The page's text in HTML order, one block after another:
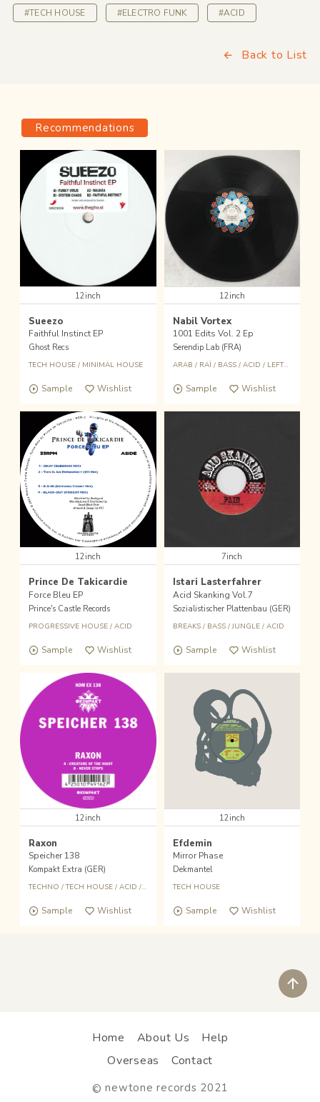
#TECH HOUSE #ELECTRO FUNK #ACID
Back to List
Recommendations
12inch
Sueezo
Faithful Instinct EP
Ghost Recs
TECH HOUSE/ MINIMAL HOUSE
Sample Wishlist
12inch
Nabil Vortex
1001 Edits Vol. 2 Ep
Serendip Lab (FRA)
ARAB / RAÏ/ BASS/ ACID / LEFTFIELD
Sample Wishlist
12inch
Prince De Takicardie
Force Bleu EP
Prince's Castle Records
PROGRESSIVE HOUSE/ ACID
Sample Wishlist
7inch
Istari Lasterfahrer
Acid Skanking Vol.7
Sozialistischer Plattenbau (GER)
BREAKS/ BASS/JUNGLE/ ACID
Sample Wishlist
12inch
Raxon
Speicher 138
Kompakt Extra (GER)
TECHNO /TECH HOUSE/ ACID / RAVE
Sample Wishlist
12inch
Efdemin
Mirror Phase
Dekmantel
TECH HOUSE
Sample Wishlist
Home About Us
Help
Overseas
Contact
© newtone records 2021